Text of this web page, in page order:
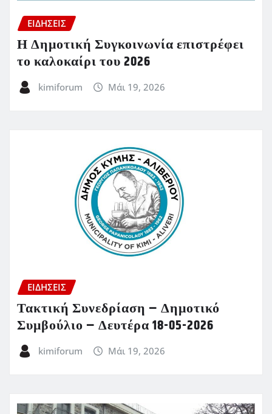
ΕΙΔΗΣΕΙΣ
Η Δημοτική Συγκοινωνία επιστρέφει
το καλοκαίρι του 2026
kimiforum Μάι 19, 2026
ΕΙΔΗΣΕΙΣ
Τακτική Συνεδρίαση – Δημοτικό
Συμβούλιο – Δευτέρα 18-05-2026
kimiforum Μάι 19, 2026